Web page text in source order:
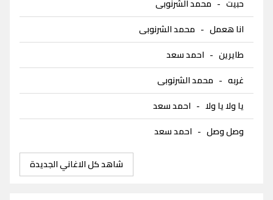
حبيت - محمد الشرنوبى
انا هعمل - محمد الشرنوبى
طايرين - احمد سعد
غربه - محمد الشرنوبى
يا ولا يا ولا - احمد سعد
وصل وصل - احمد سعد
شاهد كل الاغاني الجديدة